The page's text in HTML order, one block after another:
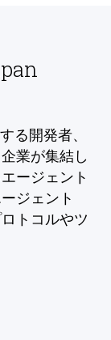
る開発者、
業が集結し
ージェント
ジェント
トコルやツ